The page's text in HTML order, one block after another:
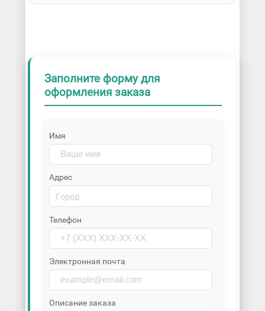
Заполните форму для
оформления заказа
Имя
Адрес
Телефон
Электронная почта
Описание заказа